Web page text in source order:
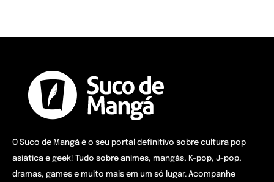
O Suco de Mangá é o seu portal definitivo sobre cultura pop
asiática e geek! Tudo sobre animes, mangás, K-pop, J-pop,
dramas, games e muito mais em um só lugar. Acompanhe